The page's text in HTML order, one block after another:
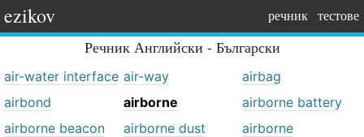
ezikov речник тестове
Речник Английски - Български
air-water interface air-way
airbag
airbond
airborne
airborne battery
airborne beacon
airborne dust
airborne